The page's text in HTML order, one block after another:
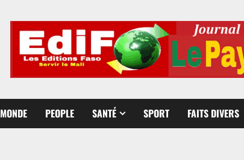
MONDE PEOPLE SANTÉ SPORT FAITS DIVERS